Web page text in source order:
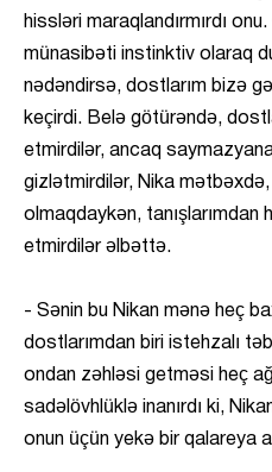
hissləri maraqlandırmırdı
münasibəti instinktiv olaraq
nədəndirsə, dostlarım bizə
keçirdi. Belə götürəndə,
etmirdilər, ancaq
gizlətmirdilər, Nika
olmaqdaykən,
etmirdilər əlbəttə.
- Sənin bu Nikan mənə heç
dostlarımdan biri istehzalı
ondan zəhləsi getməsi heç
sadəlövhlüklə inanırdı ki,
onun üçün yekə bir qalareya